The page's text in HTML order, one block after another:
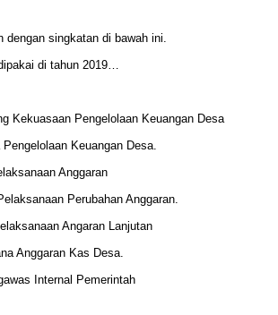
dengan singkatan di bawah ini.
di tahun 2019…
Kekuasaan Pengelolaan Keuangan Desa
Keuangan Desa.
Anggaran
Perubahan Anggaran.
Angaran Lanjutan
Anggaran Kas Desa.
Internal Pemerintah